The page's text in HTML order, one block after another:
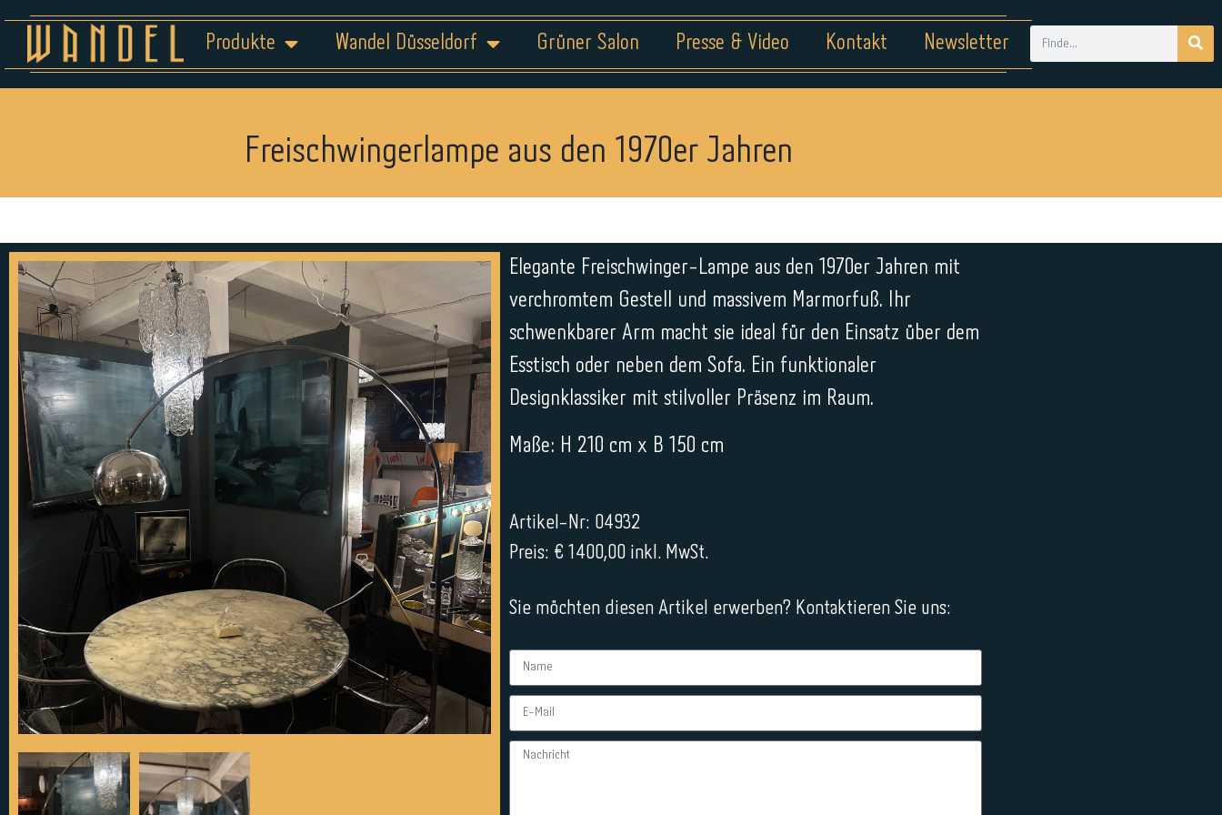
Produkte Wandel Düsseldorf Grüner Salon Presse & Video Kontakt Newsletter
Freischwingerlampe aus den 1970er Jahren
Elegante Freischwinger-Lampe aus den 1970er Jahren mit
verchromtem Gestell und massivem Marmorfuß. Ihr
schwenkbarer Arm macht sie ideal für den Einsatz über dem
Esstisch oder neben dem Sofa. Ein funktionaler
Designklassiker mit stilvoller Präsenz im Raum.
Maße: H 210 cm x B 150 cm
Artikel-Nr: 04932
Preis: € 1400,00 inkl. MwSt.
Sie möchten diesen Artikel erwerben? Kontaktieren Sie uns: